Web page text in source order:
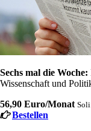
Sechs mal die Woche:
Wissenschaft und
56,90 Euro/Monat
Bestellen